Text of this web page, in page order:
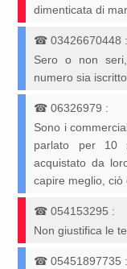
dimenticata di
☎03426670448 :
Sero o non
numero sia
☎06326979 :
Sono i
parlato per 10
acquistato da
capire meglio, ciò
☎054153295 :
Non giustifica le
☎05451897735 :